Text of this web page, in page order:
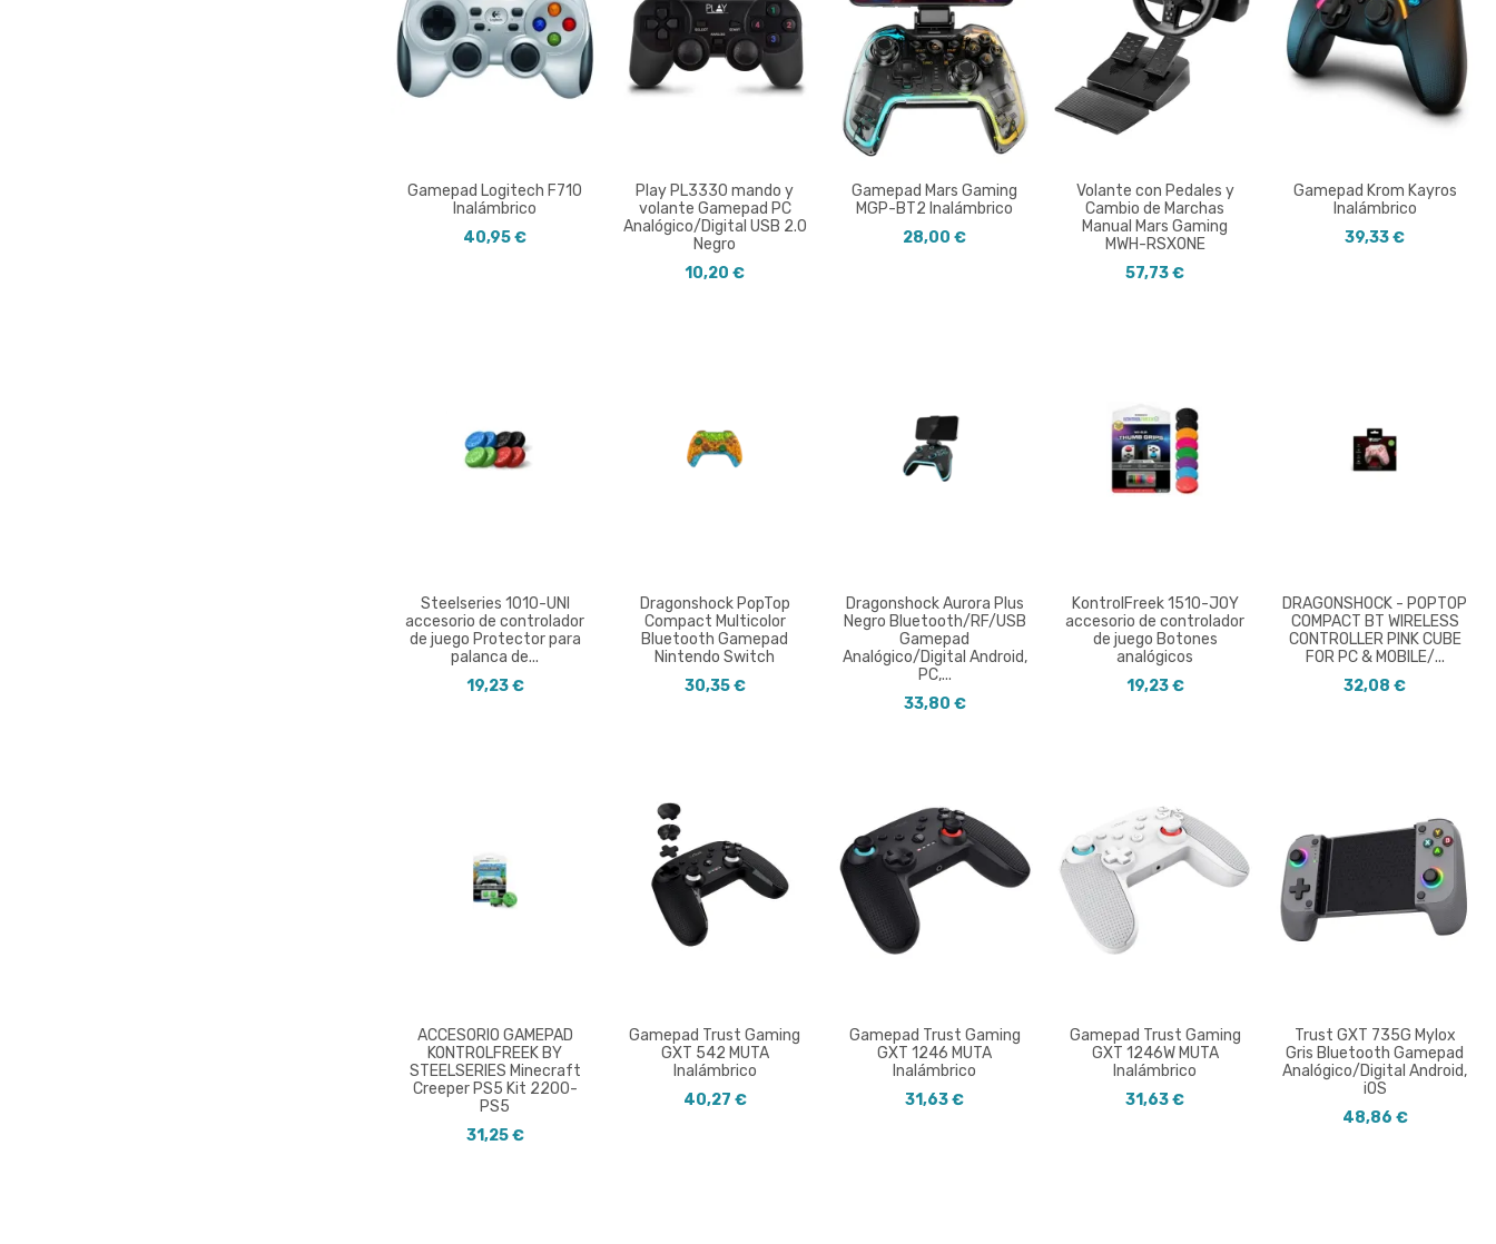
Gamepad Logitech F710
Inalámbrico
40,95 €
Play PL3330 mando y
volante Gamepad PC
Analógico/Digital USB 2.0
Negro
10,20 €
Gamepad Mars Gaming
MGP-BT2 Inalámbrico
28,00 €
Volante con Pedales y
Cambio de Marchas
Manual Mars Gaming
MWH-RSXONE
57,73 €
Gamepad Krom Kayros
Inalámbrico
39,33 €
Steelseries 1010-UNI
accesorio de controlador
de juego Protector para
palanca de...
19,23 €
Dragonshock PopTop
Compact Multicolor
Bluetooth Gamepad
Nintendo Switch
30,35 €
Dragonshock Aurora Plus
Negro Bluetooth/RF/USB
Gamepad
Analógico/Digital Android,
PC,...
33,80 €
KontrolFreek 1510-JOY
accesorio de controlador
de juego Botones
analógicos
19,23 €
DRAGONSHOCK - POPTOP
COMPACT BT WIRELESS
CONTROLLER PINK CUBE
FOR PC & MOBILE/...
32,08 €
ACCESORIO GAMEPAD
KONTROLFREEK BY
STEELSERIES Minecraft
Creeper PS5 Kit 2200-
PS5
31,25 €
Gamepad Trust Gaming
GXT 542 MUTA
Inalámbrico
40,27 €
Gamepad Trust Gaming
GXT 1246 MUTA
Inalámbrico
31,63 €
Gamepad Trust Gaming
GXT 1246W MUTA
Inalámbrico
31,63 €
Trust GXT 735G Mylox
Gris Bluetooth Gamepad
Analógico/Digital Android,
iOS
48,86 €